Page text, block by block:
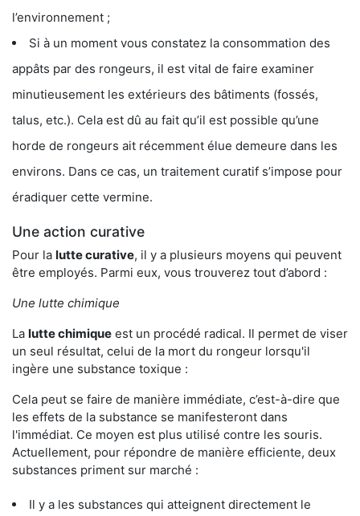
l’environnement ;
Si à un moment vous constatez la consommation des
appâts par des rongeurs, il est vital de faire examiner
minutieusement les extérieurs des bâtiments (fossés,
talus, etc.). Cela est dû au fait qu’il est possible qu’une
horde de rongeurs ait récemment élue demeure dans les
environs. Dans ce cas, un traitement curatif s’impose pour
éradiquer cette vermine.
Une action curative
Pour la lutte curative, il y a plusieurs moyens qui peuvent
être employés. Parmi eux, vous trouverez tout d’abord :
Une lutte chimique
La lutte chimique est un procédé radical. Il permet de viser
un seul résultat, celui de la mort du rongeur lorsqu'il
ingère une substance toxique :
Cela peut se faire de manière immédiate, c’est-à-dire que
les effets de la substance se manifesteront dans
l'immédiat. Ce moyen est plus utilisé contre les souris.
Actuellement, pour répondre de manière efficiente, deux
substances priment sur marché :
Il y a les substances qui atteignent directement le